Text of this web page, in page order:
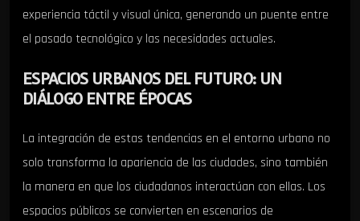
experiencia táctil y visual única, generando un puente entre
el pasado tecnológico y las necesidades actuales.
ESPACIOS URBANOS DEL FUTURO: UN
DIÁLOGO ENTRE ÉPOCAS
La integración de estas tendencias en el entorno urbano no
solo transforma la apariencia de las ciudades, sino también
la manera en que los ciudadanos interactúan con ellas. Los
espacios públicos se convierten en escenarios de